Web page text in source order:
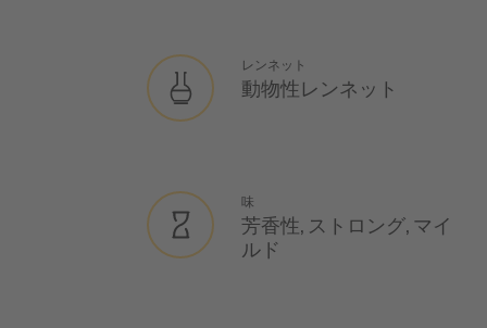
レンネット
動物性レンネット
味
芳香性, ストロング, マイ
ルド